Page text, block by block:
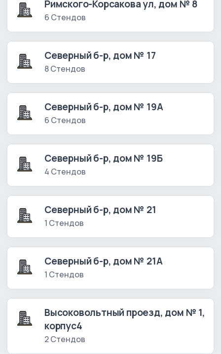
Римского-Корсакова ул, дом № 8
6 Стендов
Северный б-р, дом № 17
8 Стендов
Северный б-р, дом № 19А
6 Стендов
Северный б-р, дом № 19Б
4 Стендов
Северный б-р, дом № 21
1 Стендов
Северный б-р, дом № 21А
1 Стендов
Высоковольтный проезд, дом № 1,
корпус4
2 Стендов